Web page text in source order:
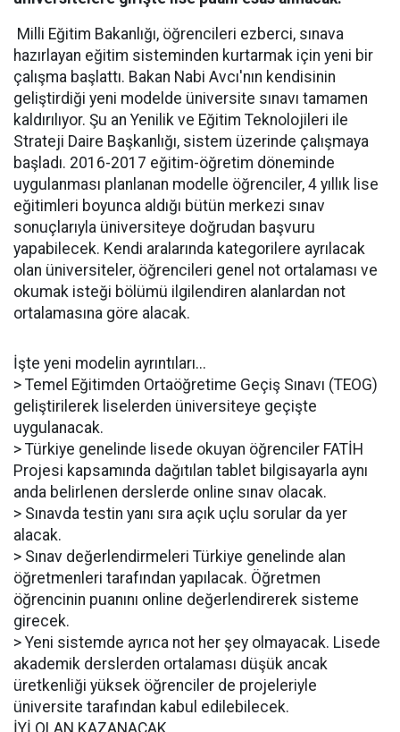
Milli Eğitim Bakanlığı, öğrencileri ezberci, sınava
hazırlayan eğitim sisteminden kurtarmak için yeni bir
çalışma başlattı. Bakan Nabi Avcı'nın kendisinin
geliştirdiği yeni modelde üniversite sınavı tamamen
kaldırılıyor. Şu an Yenilik ve Eğitim Teknolojileri ile
Strateji Daire Başkanlığı, sistem üzerinde çalışmaya
başladı. 2016-2017 eğitim-öğretim döneminde
uygulanması planlanan modelle öğrenciler, 4 yıllık lise
eğitimleri boyunca aldığı bütün merkezi sınav
sonuçlarıyla üniversiteye doğrudan başvuru
yapabilecek. Kendi aralarında kategorilere ayrılacak
olan üniversiteler, öğrencileri genel not ortalaması ve
okumak isteği bölümü ilgilendiren alanlardan not
ortalamasına göre alacak.
İşte yeni modelin ayrıntıları...
> Temel Eğitimden Ortaöğretime Geçiş Sınavı (TEOG)
geliştirilerek liselerden üniversiteye geçişte
uygulanacak.
> Türkiye genelinde lisede okuyan öğrenciler FATİH
Projesi kapsamında dağıtılan tablet bilgisayarla aynı
anda belirlenen derslerde online sınav olacak.
> Sınavda testin yanı sıra açık uçlu sorular da yer
alacak.
> Sınav değerlendirmeleri Türkiye genelinde alan
öğretmenleri tarafından yapılacak. Öğretmen
öğrencinin puanını online değerlendirerek sisteme
girecek.
> Yeni sistemde ayrıca not her şey olmayacak. Lisede
akademik derslerden ortalaması düşük ancak
üretkenliği yüksek öğrenciler de projeleriyle
üniversite tarafından kabul edilebilecek.
İYİ OLAN KAZANACAK